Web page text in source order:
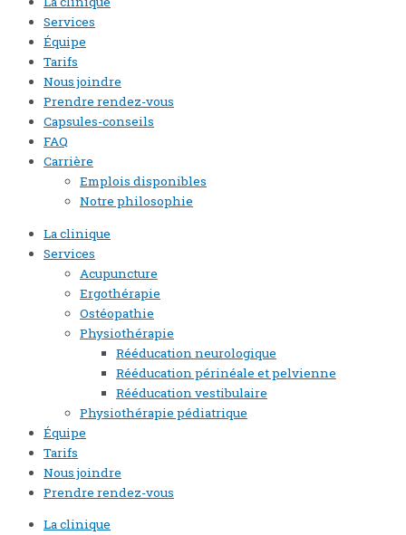
Services
Équipe
Tarifs
Nous joindre
Prendre rendez-vous
Capsules-conseils
FAQ
Carrière
Emplois disponibles
Notre philosophie
La clinique
Services
Acupuncture
Ergothérapie
Ostéopathie
Physiothérapie
Rééducation neurologique
Rééducation périnéale et pelvienne
Rééducation vestibulaire
Physiothérapie pédiatrique
Équipe
Tarifs
Nous joindre
Prendre rendez-vous
La clinique